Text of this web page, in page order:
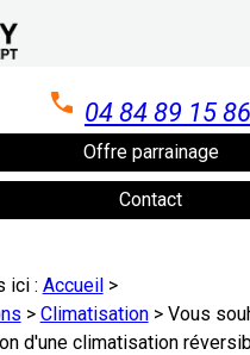
04 84 89 15 86
Offre parrainage
Contact
ici : Accueil>
> Climatisation> Vous
d'une climatisation
des cookies